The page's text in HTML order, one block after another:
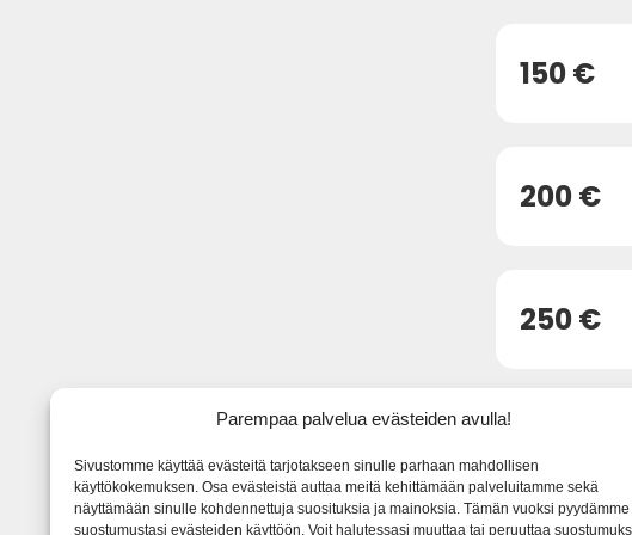
Parempaa palvelua evästeiden avulla!
Sivustomme käyttää evästeitä tarjotakseen sinulle parhaan mahdollisen
käyttökokemuksen. Osa evästeistä auttaa meitä kehittämään palveluitamme sekä
näyttämään sinulle kohdennettuja suosituksia ja mainoksia. Tämän vuoksi pyydämme
suostumustasi evästeiden käyttöön. Voit halutessasi muuttaa tai peruuttaa
150 €
200 €
250 €